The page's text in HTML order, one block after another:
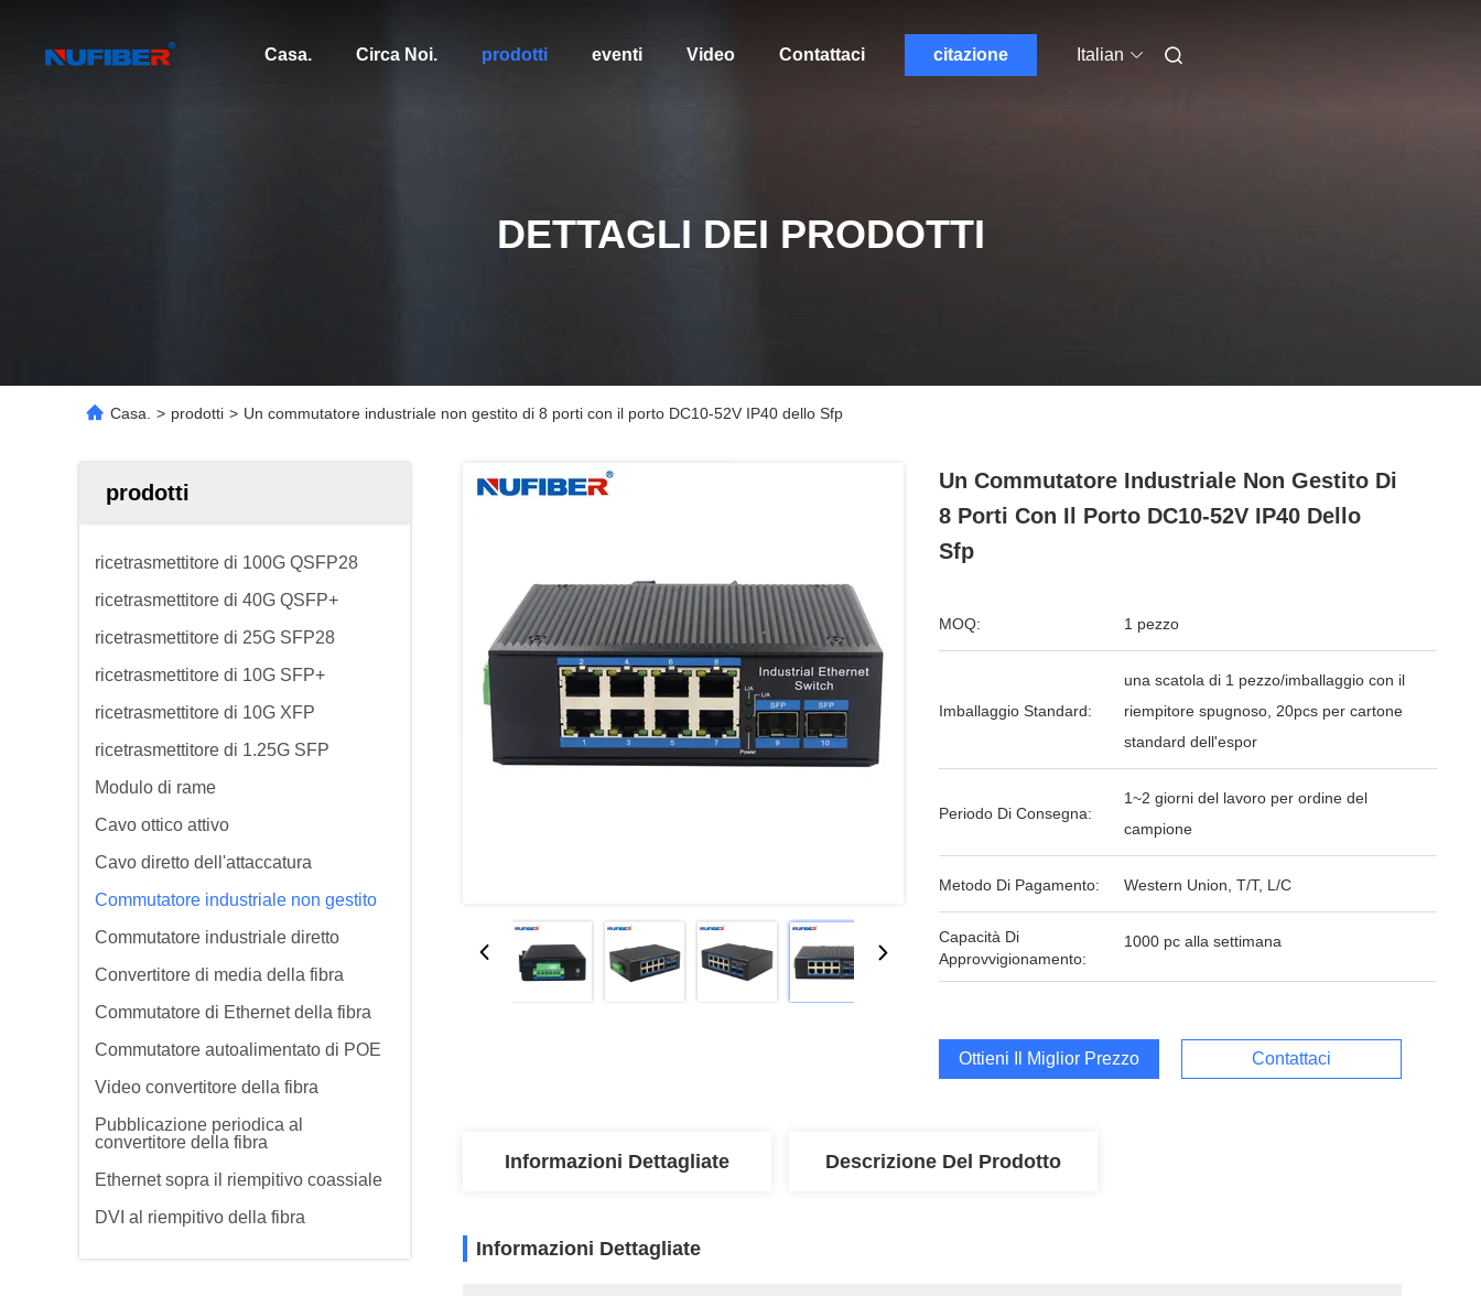
Casa. Circa Noi. prodotti eventi Video Contattaci citazione Italian
DETTAGLI DEI PRODOTTI
Casa. > prodotti > Un commutatore industriale non gestito di 8 porti con il porto DC10-52V IP40 dello Sfp
prodotti
ricetrasmettitore di 100G QSFP28
ricetrasmettitore di 40G QSFP+
ricetrasmettitore di 25G SFP28
ricetrasmettitore di 10G SFP+
ricetrasmettitore di 10G XFP
ricetrasmettitore di 1.25G SFP
Modulo di rame
Cavo ottico attivo
Cavo diretto dell'attaccatura
Commutatore industriale non gestito
Commutatore industriale diretto
Convertitore di media della fibra
Commutatore di Ethernet della fibra
Commutatore autoalimentato di POE
Video convertitore della fibra
Pubblicazione periodica al
convertitore della fibra
Ethernet sopra il riempitivo coassiale
DVI al riempitivo della fibra
Un Commutatore Industriale Non Gestito Di
8 Porti Con Il Porto DC10-52V IP40 Dello
Sfp
MOQ: 1 pezzo
Imballaggio Standard:
una scatola di 1 pezzo/imballaggio con il
riempitore spugnoso, 20pcs per cartone
standard dell'espor
Periodo Di Consegna:
1~2 giorni del lavoro per ordine del
campione
Metodo Di Pagamento: Western Union, T/T, L/C
Capacità Di
Approvvigionamento:
1000 pc alla settimana
Ottieni Il Miglior Prezzo Contattaci
Informazioni Dettagliate Descrizione Del Prodotto
Informazioni Dettagliate